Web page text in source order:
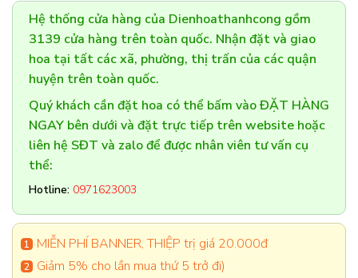
Hệ thống cửa hàng của Dienhoathanhcong gồm
3139 cửa hàng trên toàn quốc. Nhận đặt và giao
hoa tại tất các xã, phường, thị trấn của các quận
huyện trên toàn quốc.
Quý khách cần đặt hoa có thể bấm vào ĐẶT HÀNG
NGAY bên dưới và đặt trực tiếp trên website hoặc
liên hệ SĐT và zalo để được nhân viên tư vấn cụ
thể:
Hotline: 0971623003
MIỄN PHÍ BANNER, THIỆP trị giá 20.000đ
Giảm 5% cho lần mua thứ 5 trở đi)